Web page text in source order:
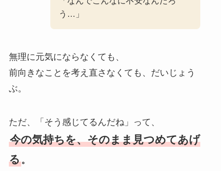
う…」
無理に元気にならなくても、
前向きなことを考え直さなくても、だいじょう
ぶ。
ただ、「そう感じてるんだね」って、
今の気持ちを、そのまま見つめてあげ
る。